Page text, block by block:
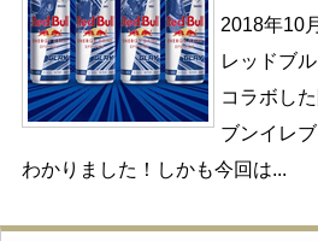
2018年10
レッドブ
コラボし
ブンイレ
わかりました！しかも今回は...